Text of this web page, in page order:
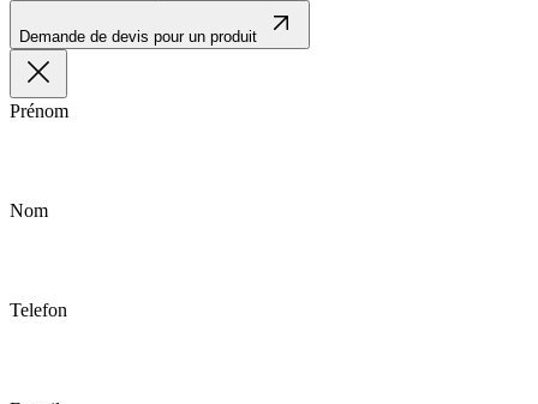
Demande de devis pour un produit
Prénom
Nom
Telefon